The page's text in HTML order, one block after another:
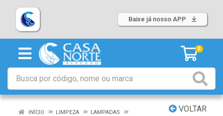
Baixe já nosso APP
0
VOLTAR
INÍCIO LIMPEZA
LAMPADAS